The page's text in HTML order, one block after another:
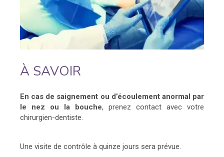
À SAVOIR
En cas de saignement ou d’écoulement anormal par
le nez ou la bouche, prenez contact avec votre
chirurgien-dentiste.
Une visite de contrôle à quinze jours sera prévue.